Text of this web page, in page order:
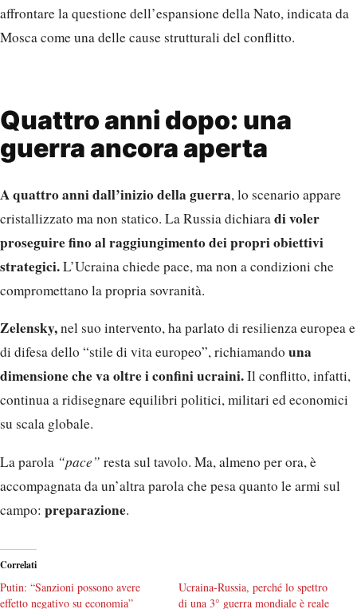
affrontare la questione dell’espansione della Nato, indicata da
Mosca come una delle cause strutturali del conflitto.
Quattro anni dopo: una
guerra ancora aperta
A quattro anni dall’inizio della guerra, lo scenario appare
cristallizzato ma non statico. La Russia dichiaradi voler
proseguire fino al raggiungimento dei propri obiettivi
strategici.L’Ucraina chiede pace, ma non a condizioni che
compromettano la propria sovranità.
Zelensky,nel suo intervento, ha parlato di resilienza europea e
di difesa dello “stile di vita europeo”, richiamando una
dimensione che va oltre i confini ucraini.Il conflitto, infatti,
continua a ridisegnare equilibri politici, militari ed economici
su scala globale.
La parola “pace” resta sul tavolo. Ma, almeno per ora, è
accompagnata da un’altra parola che pesa quanto le armi sul
campo: preparazione.
Correlati
Putin: “Sanzioni possono avere
effetto negativo su economia”
Ucraina-Russia, perché lo spettro
di una 3° guerra mondiale è reale